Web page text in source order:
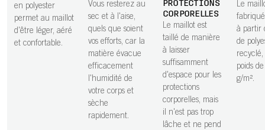
en polyester
permet au maillot
d'être léger, aéré
et confortable.
Vous resterez au
sec et à l'aise,
quels que soient
vos efforts, car la
matière évacue
efficacement
l'humidité de
votre corps et
sèche
rapidement.
PROTECTIONS
CORPORELLES
Le maillot est
taillé de manière
à laisser
suffisamment
d'espace pour les
protections
corporelles, mais
il n'est pas trop
lâche et ne pend
Le
à partir
de
poids
g/m².